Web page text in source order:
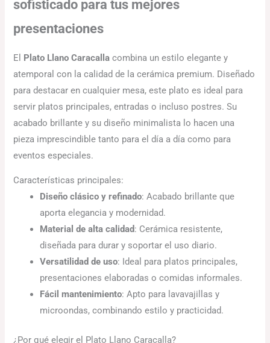
sofisticado para tus mejores
presentaciones
El Plato Llano Caracalla combina un estilo elegante y
atemporal con la calidad de la cerámica premium. Diseñado
para destacar en cualquier mesa, este plato es ideal para
servir platos principales, entradas o incluso postres. Su
acabado brillante y su diseño minimalista lo hacen una
pieza imprescindible tanto para el día a día como para
eventos especiales.
Características principales:
Diseño clásico y refinado: Acabado brillante que
aporta elegancia y modernidad.
Material de alta calidad: Cerámica resistente,
diseñada para durar y soportar el uso diario.
Versatilidad de uso: Ideal para platos principales,
presentaciones elaboradas o comidas informales.
Fácil mantenimiento: Apto para lavavajillas y
microondas, combinando estilo y practicidad.
¿Por qué elegir el Plato Llano Caracalla?